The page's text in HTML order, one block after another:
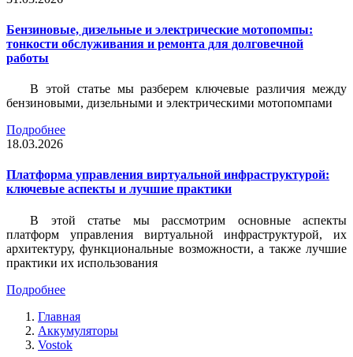
Бензиновые, дизельные и электрические мотопомпы:
тонкости обслуживания и ремонта для долговечной
работы
В этой статье мы разберем ключевые различия между
бензиновыми, дизельными и электрическими мотопомпами
Подробнее
18.03.2026
Платформа управления виртуальной инфраструктурой:
ключевые аспекты и лучшие практики
В этой статье мы рассмотрим основные аспекты
платформ управления виртуальной инфраструктурой, их
архитектуру, функциональные возможности, а также лучшие
практики их использования
Подробнее
Главная
Аккумуляторы
Vostok